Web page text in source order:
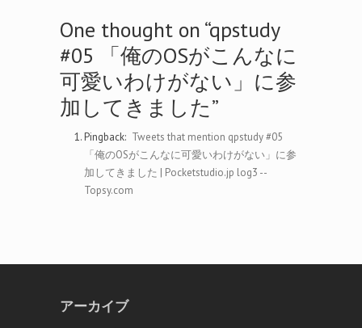
One thought on “qpstudy
#05 「俺のOSがこんなに
可愛いわけがない」に参
加してきました”
Pingback: Tweets that mention qpstudy #05
「俺のOSがこんなに可愛いわけがない」に参
加してきました | Pocketstudio.jp log3 --
Topsy.com
アーカイブ